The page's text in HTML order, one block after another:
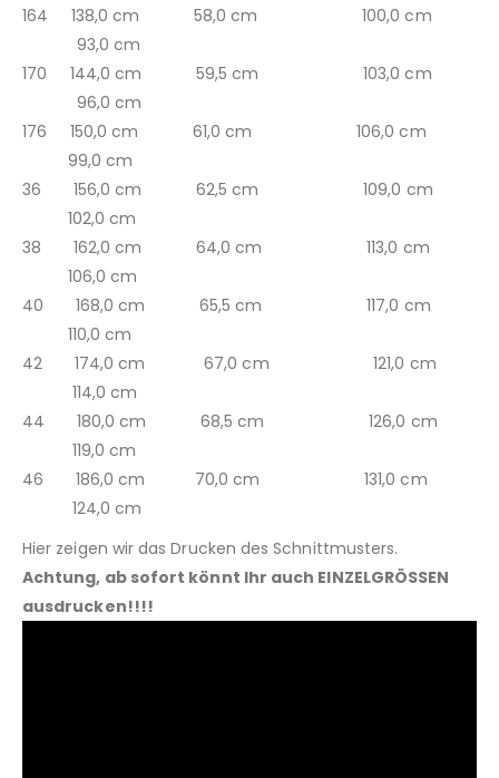
164 138,0 cm 58,0 cm 100,0 cm
93,0 cm
170 144,0 cm 59,5 cm 103,0 cm
96,0 cm
176 150,0 cm 61,0 cm 106,0 cm
99,0 cm
36 156,0 cm 62,5 cm 109,0 cm
102,0 cm
38 162,0 cm 64,0 cm 113,0 cm
106,0 cm
40 168,0 cm 65,5 cm 117,0 cm
110,0 cm
42 174,0 cm 67,0 cm 121,0 cm
114,0 cm
44 180,0 cm 68,5 cm 126,0 cm
119,0 cm
46 186,0 cm 70,0 cm 131,0 cm
124,0 cm
Hier zeigen wir das Drucken des Schnittmusters.
Achtung, ab sofort könnt Ihr auch EINZELGRÖSSEN
ausdrucken!!!!